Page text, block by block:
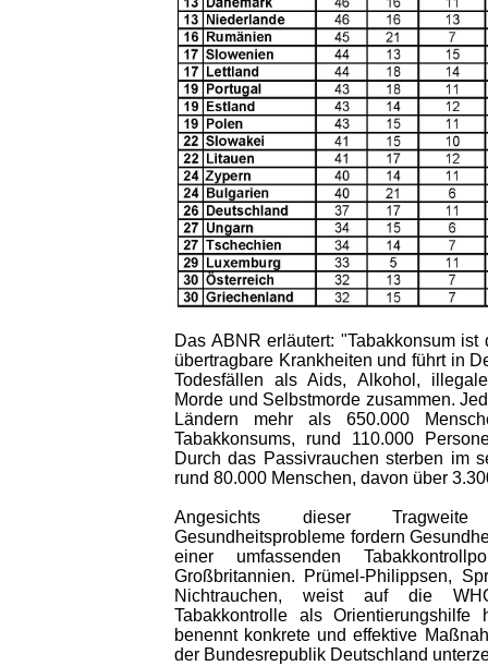
Das ABNR erläutert: "Tabakkonsum
übertragbare Krankheiten und führt in
Todesfällen als Aids, Alkohol,
Morde und Selbstmorde zusammen.
Ländern mehr als 650.000
Tabakkonsums, rund 110.000
Durch das Passivrauchen sterben im
rund 80.000 Menschen, davon über
Angesichts dieser
Gesundheitsprobleme fordern
einer umfassenden
Großbritannien. Prümel-Philippsen,
Nichtrauchen, weist auf die
Tabakkontrolle als Orientierungshilfe
benennt konkrete und effektive
der Bundesrepublik Deutschland